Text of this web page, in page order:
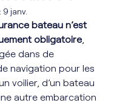
9 janv.
bateau n’est
obligatoire
dans de
navigation pour les
voilier, d’un bateau
autre embarcation